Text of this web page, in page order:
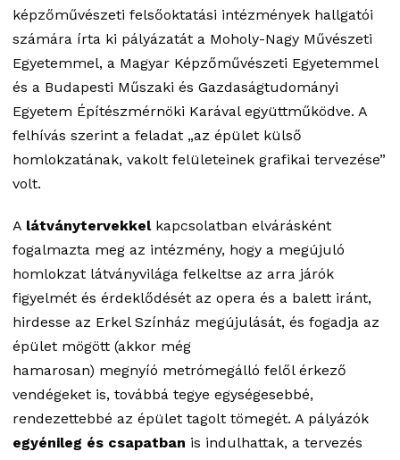
képzőművészeti felsőoktatási intézmények hallgatói
számára írta ki pályázatát a Moholy-Nagy Művészeti
Egyetemmel, a Magyar Képzőművészeti Egyetemmel
és a Budapesti Műszaki és Gazdaságtudományi
Egyetem Építészmérnöki Karával együttműködve. A
felhívás szerint a feladat „az épület külső
homlokzatának, vakolt felületeinek grafikai tervezése”
volt.
A látványtervekkel kapcsolatban elvárásként
fogalmazta meg az intézmény, hogy a megújuló
homlokzat látványvilága felkeltse az arra járók
figyelmét és érdeklődését az opera és a balett iránt,
hirdesse az Erkel Színház megújulását, és fogadja az
épület mögött (akkor még
hamarosan) megnyíó metrómegálló felől érkező
vendégeket is, továbbá tegye egységesebbé,
rendezettebbé az épület tagolt tömegét. A pályázók
egyénileg és csapatban is indulhattak, a tervezés